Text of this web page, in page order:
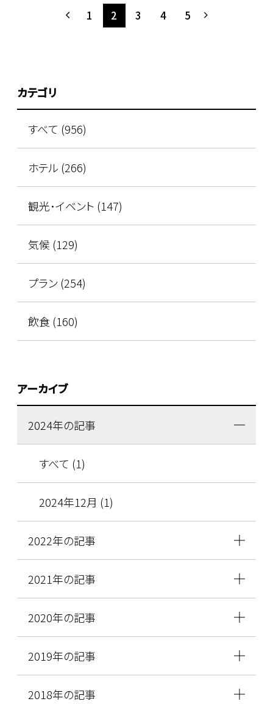
1 2 3 4 5
カテゴリ
すべて (956)
ホテル (266)
観光･イベント (147)
気候 (129)
プラン (254)
飲食 (160)
アーカイブ
2024年の記事
すべて (1)
2024年12月 (1)
2022年の記事
2021年の記事
2020年の記事
2019年の記事
2018年の記事